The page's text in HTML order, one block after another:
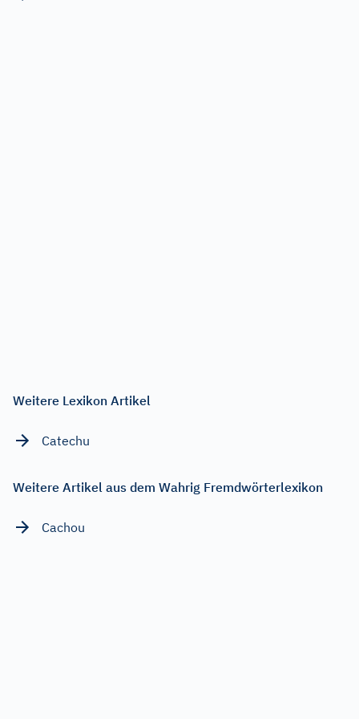
Weitere Lexikon Artikel
Catechu
Weitere Artikel aus dem Wahrig Fremdwörterlexikon
Cachou